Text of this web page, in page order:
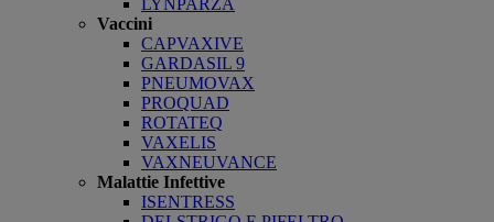
LYNPARZA
Vaccini
CAPVAXIVE
GARDASIL 9
PNEUMOVAX
PROQUAD
ROTATEQ
VAXELIS
VAXNEUVANCE
Malattie Infettive
ISENTRESS